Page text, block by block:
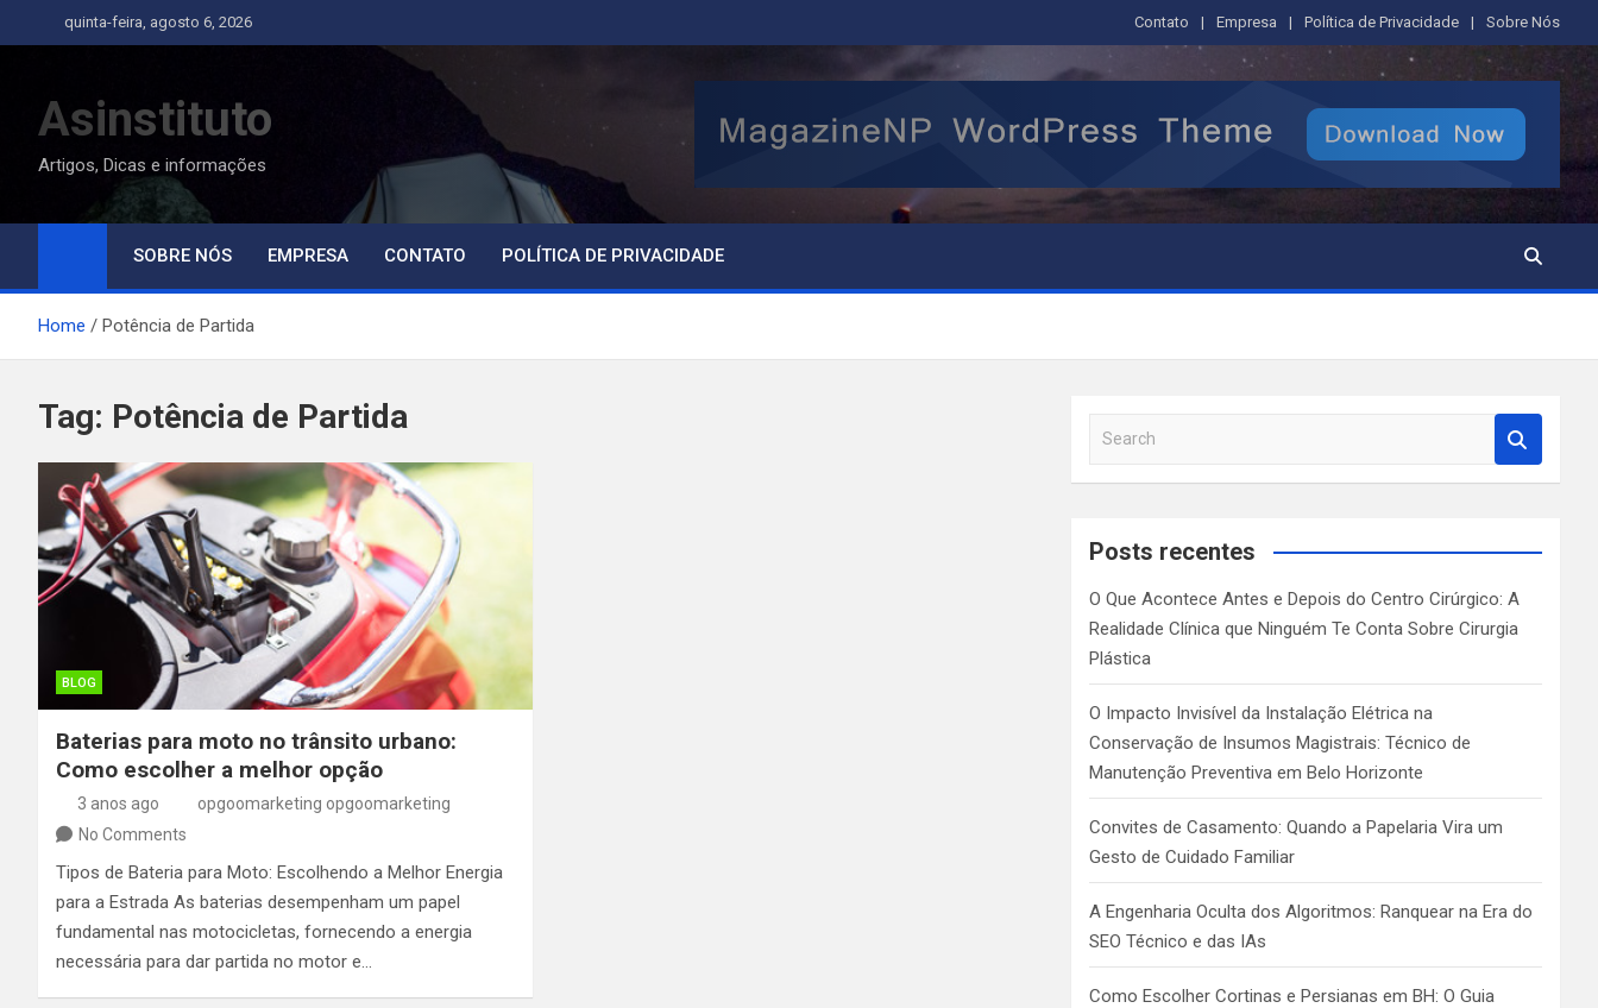
to
quinta-feira, agosto 6, 2026 Contato Empresa Política de Privacidade Sobre Nós
Asinstituto
Artigos, Dicas e informações
SOBRE NÓS EMPRESA CONTATO POLÍTICA DE PRIVACIDADE
Home Potência de Partida
Tag: Potência de Partida
BLOG
Baterias para moto no trânsito urbano:
Como escolher a melhor opção
3 anos ago
opgoomarketing opgoomarketing
No Comments
Tipos de Bateria para Moto: Escolhendo a Melhor Energia
para a Estrada As baterias desempenham um papel
fundamental nas motocicletas, fornecendo a energia
necessária para dar partida no motor e…
a
c
Posts recentes
O Que Acontece Antes e Depois do Centro Cirúrgico: A
Realidade Clínica que Ninguém Te Conta Sobre Cirurgia
Plástica
O Impacto Invisível da Instalação Elétrica na
Conservação de Insumos Magistrais: Técnico de
Manutenção Preventiva em Belo Horizonte
Convites de Casamento: Quando a Papelaria Vira um
Gesto de Cuidado Familiar
A Engenharia Oculta dos Algoritmos: Ranquear na Era do
SEO Técnico e das IAs
Como Escolher Cortinas e Persianas em BH: O Guia